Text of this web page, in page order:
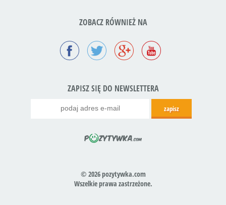
ZOBACZ RÓWNIEŻ NA
ZAPISZ SIĘ DO NEWSLETTERA
© 2026 pozytywka.com
Wszelkie prawa zastrzeżone.